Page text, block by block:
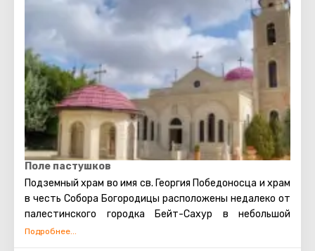
святое место окружено свечами и лампадами. Под
алтарём православного придела, расположенного на
Голгофе, есть углубление, отмеченное серебряным
кругом. Опустив в него руку, можно прикоснуться к
месту, где стоял крест, на котором был распят Иисус.
Верующие из разных стран приезжают в Иерусалим,
чтобы посетить важнейшую достопримечательность
– Храм Гроба Господня и дотронуться до Голгофы.
Поле пастушков
Подземный храм во имя св. Георгия Победоносца и храм
в честь Собора Богородицы расположены недалеко от
палестинского городка Бейт-Сахур в небольшой
долине с оливковыми деревьями, некоторым из